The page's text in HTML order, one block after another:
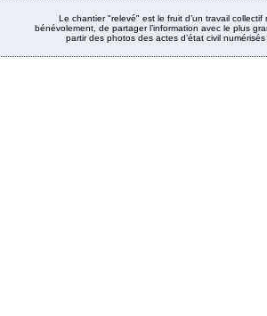
Le chantier "relevé" est le fruit d’un travail
bénévolement, de partager l’information avec le plus
partir des photos des actes d’état civil